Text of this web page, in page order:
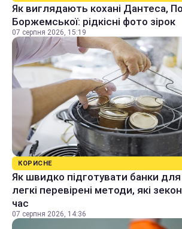
Як виглядають кохані Дантеса,
Боржемської: рідкісні фото зірок
07 серпня 2026, 15:19
КОРИСНЕ
Як швидко підготувати банки для
легкі перевірені методи, які
час
07 серпня 2026, 14:36